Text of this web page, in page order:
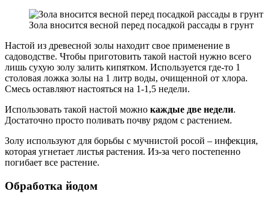
Зола вносится весной перед посадкой рассады в грунт
Настой из древесной золы находит свое применение в
садоводстве. Чтобы приготовить такой настой нужно всего
лишь сухую золу залить кипятком. Используется где-то 1
столовая ложка золы на 1 литр воды, очищенной от хлора.
Смесь оставляют настояться на 1-1,5 недели.
Использовать такой настой можно каждые две недели.
Достаточно просто поливать почву рядом с растением.
Золу используют для борьбы с мучнистой росой – инфекция,
которая угнетает листья растения. Из-за чего постепенно
погибает все растение.
Обработка йодом